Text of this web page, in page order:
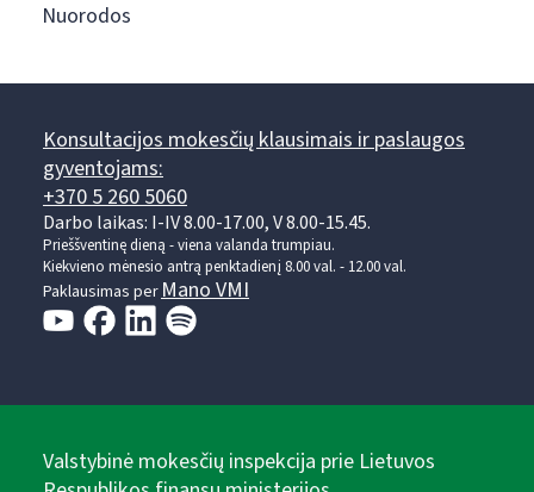
Nuorodos
Konsultacijos mokesčių klausimais ir paslaugos
gyventojams:
+370 5 260 5060
Darbo laikas: I-IV 8.00-17.00, V 8.00-15.45.
Prieššventinę dieną - viena valanda trumpiau.
Kiekvieno mėnesio antrą penktadienį 8.00 val. - 12.00 val.
Paklausimas perMano VMI
Valstybinė mokesčių inspekcija prie Lietuvos